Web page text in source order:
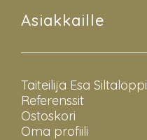
Asiakkaille
Taiteilija Esa Siltaloppi
Referenssit
Ostoskori
Oma profiili